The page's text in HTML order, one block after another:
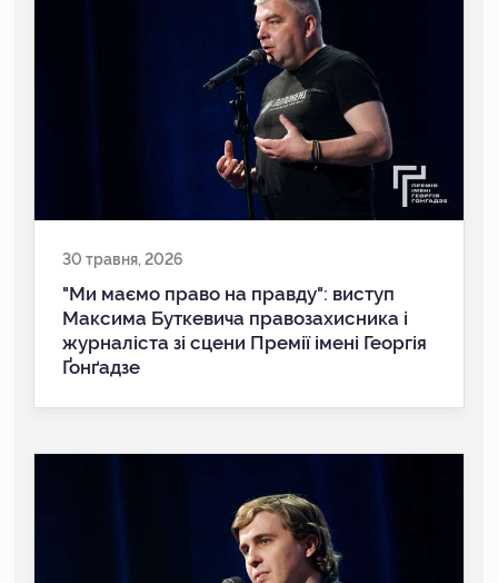
30 травня, 2026
"Ми маємо право на правду": виступ
Максима Буткевича правозахисника і
журналіста зі сцени Премії імені Георгія
Ґонґадзе